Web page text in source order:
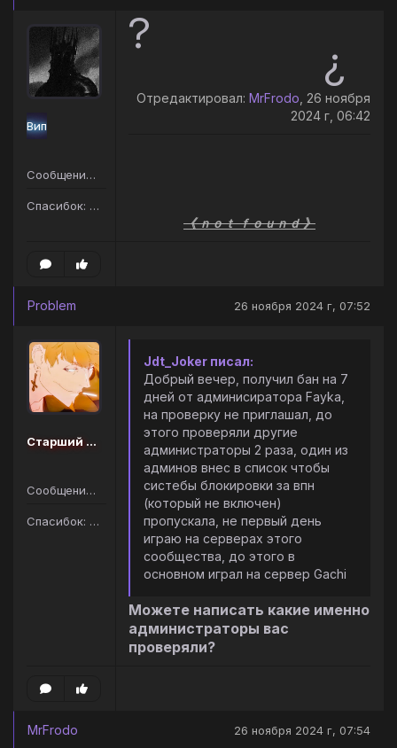
Вип
Сообщений: 75
Спасибок: 67
?
¿
Отредактировал: MrFrodo , 26 ноября
2024 г, 06:42
《 ｎｏｔ ｆｏｕｎｄ 》
Problem 26 ноября 2024 г, 07:52
Старший администратор
Сообщений: 299
Спасибок: 404
Jdt_Joker писал:
Добрый вечер, получил бан на 7
дней от админисиратора Fayka,
на проверку не приглашал, до
этого проверяли другие
администраторы 2 раза, один из
админов внес в список чтобы
систебы блокировки за впн
(который не включен)
пропускала, не первый день
играю на серверах этого
сообщества, до этого в
основном играл на сервер Gachi
Можете написать какие именно
администраторы вас
проверяли?
MrFrodo 26 ноября 2024 г, 07:54